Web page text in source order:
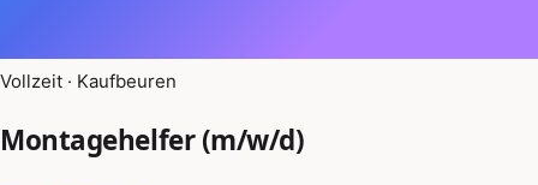
Vollzeit · Kaufbeuren
Montagehelfer (m/w/d)